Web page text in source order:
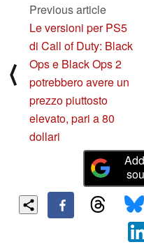
⟨
Previous article
Le versioni per PS5
di Call of Duty: Black
Ops e Black Ops 2
potrebbero avere un
prezzo piuttosto
elevato, pari a 80
dollari